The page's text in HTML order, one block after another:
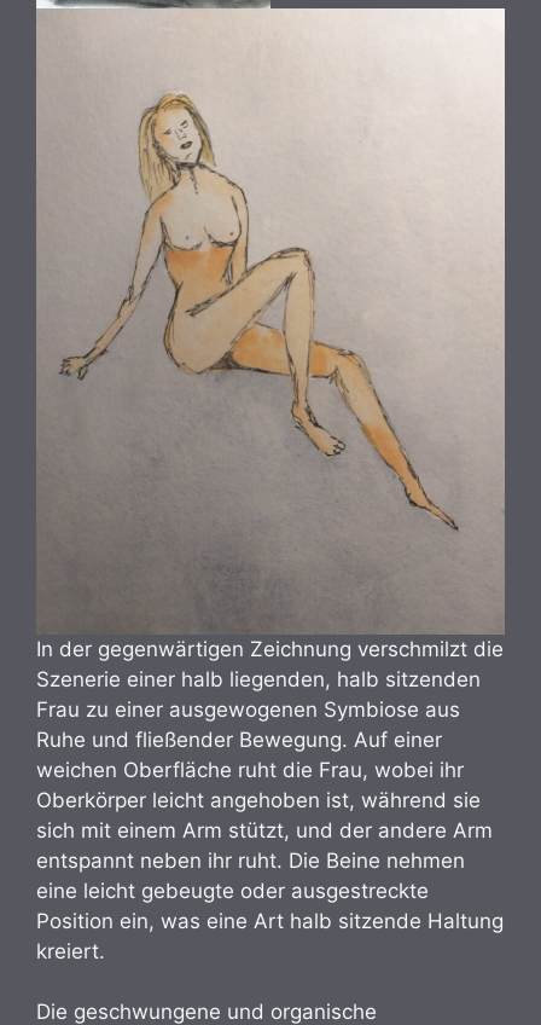
In der gegenwärtigen Zeichnung verschmilzt die
Szenerie einer halb liegenden, halb sitzenden
Frau zu einer ausgewogenen Symbiose aus
Ruhe und fließender Bewegung. Auf einer
weichen Oberfläche ruht die Frau, wobei ihr
Oberkörper leicht angehoben ist, während sie
sich mit einem Arm stützt, und der andere Arm
entspannt neben ihr ruht. Die Beine nehmen
eine leicht gebeugte oder ausgestreckte
Position ein, was eine Art halb sitzende Haltung
kreiert.
Die geschwungene und organische